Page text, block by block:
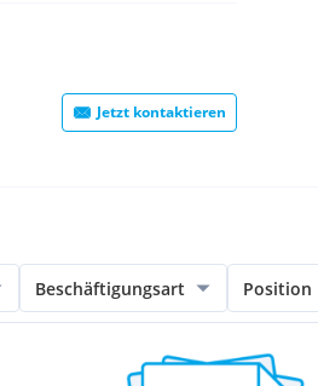
Jetzt kontaktieren
Beschäftigungsart Position